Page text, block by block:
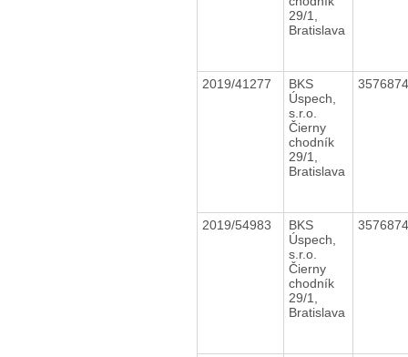
29/1,
Bratislava
2019/41277
BKS
Úspech,
s.r.o.
Čierny
chodník
29/1,
Bratislava
2019/54983
BKS
Úspech,
s.r.o.
Čierny
chodník
29/1,
Bratislava